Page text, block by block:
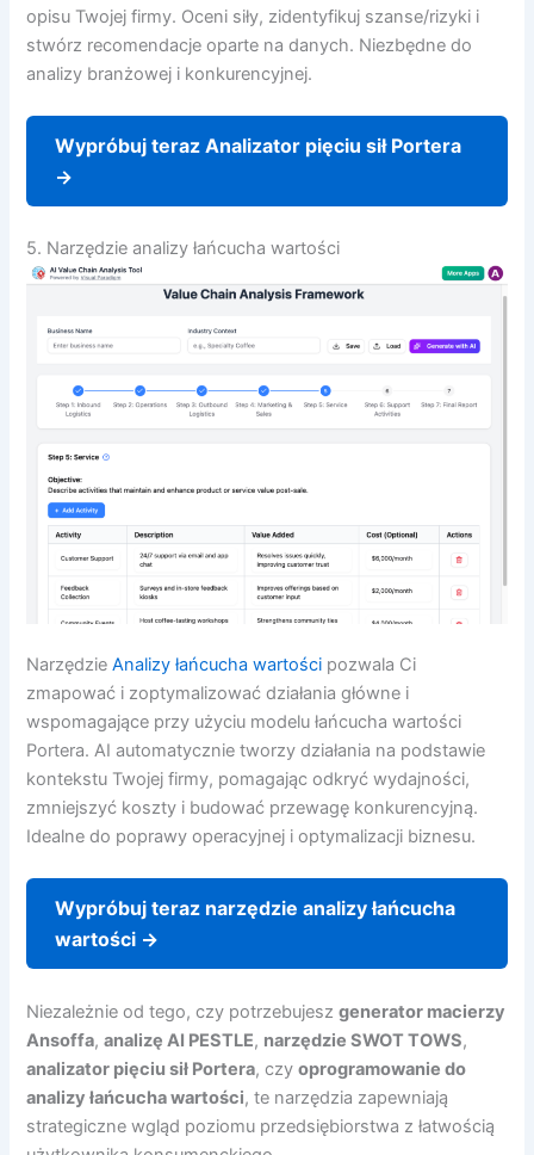
opisu Twojej firmy. Oceni siły, zidentyfikuj szanse/rizyki i
stwórz recomendacje oparte na danych. Niezbędne do
analizy branżowej i konkurencyjnej.
Wypróbuj teraz Analizator pięciu sił Portera
→
5. Narzędzie analizy łańcucha wartości
NarzędzieAnalizy łańcucha wartości pozwala Ci
zmapować i zoptymalizować działania główne i
wspomagające przy użyciu modelu łańcucha wartości
Portera. AI automatycznie tworzy działania na podstawie
kontekstu Twojej firmy, pomagając odkryć wydajności,
zmniejszyć koszty i budować przewagę konkurencyjną.
Idealne do poprawy operacyjnej i optymalizacji biznesu.
Wypróbuj teraz narzędzie analizy łańcucha
wartości →
Niezależnie od tego, czy potrzebujeszgenerator macierzy
Ansoffa,analizę AI PESTLE, narzędzie SWOT TOWS,
analizator pięciu sił Portera, czyoprogramowanie do
analizy łańcucha wartości, te narzędzia zapewniają
strategiczne wgląd poziomu przedsiębiorstwa z łatwością